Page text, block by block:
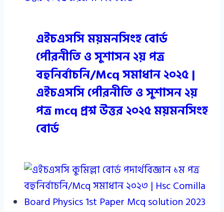
এইচএসসি ময়মনসিংহ বোর্ড
পৌরনীতি ও সুশাসন ২য় পত্র
বহুনির্বাচনি/Mcq সমাধান ২০২৫ |
এইচএসসি পৌরনীতি ও সুশাসন ২য়
পত্র mcq প্রশ্ন উত্তর ২০২৫ ময়মনসিংহ
বোর্ড